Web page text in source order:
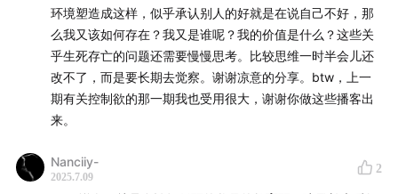
环境塑造成这样，似乎承认别人的好就是在说自己不好，那
么我又该如何存在？我又是谁呢？我的价值是什么？这些关
乎生死存亡的问题还需要慢慢思考。比较思维一时半会儿还
改不了，而是要长期去觉察。谢谢凉意的分享。btw，上一
期有关控制欲的那一期我也受用很大，谢谢你做这些播客出
来。
Nanciiy-
2025.7.09
2